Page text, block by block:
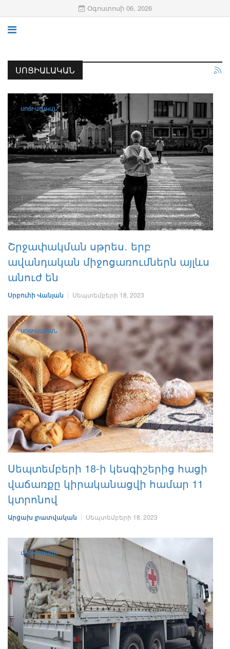
Օգոստոսի 06, 2026
ՍՈՑԻԱԼԱԿԱՆ
ՍՈՑԻԱԼԱԿԱՆ
Շրջափակման սթրես․ երբ
ավանդական միջոցառումներն այլևս
անուժ են
Սրբուհի Վանյան Սեպտեմբերի 18, 2023
ՍՈՑԻԱԼԱԿԱՆ
Սեպտեմբերի 18-ի կեսգիշերից հացի
վաճառքը կիրականացվի համար 11
կտրոնով
Արցախ լրատվական Սեպտեմբերի 18, 2023
ՍՈՑԻԱԼԱԿԱՆ